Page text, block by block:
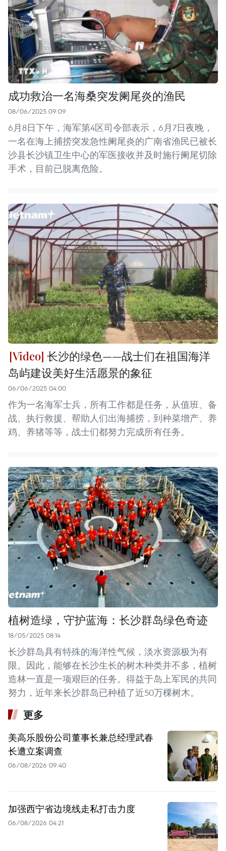
成功救治一名海桑突发阑尾炎的渔民
08/06/2025 09:09
6月8日下午，海军第4区司令部表示，6月7日夜晚，
一名在海上捕捞突发急性阑尾炎的广南省渔民已被长
沙县长沙镇卫生中心的军医接收并及时施行阑尾切除
手术，目前已脱离危险。
长沙的绿色——战士们在祖国海洋
岛屿建设美好生活愿景的象征
06/06/2025 04:00
作为一名海军士兵，所有工作都是任务，从值班、备
战、执行救援、帮助人们出海捕捞，到种菜增产、养
鸡、养猪等等，战士们都努力完成所有任务。
植树造绿，守护蓝海：长沙群岛绿色奇迹
18/05/2025 08:14
长沙群岛具有特殊的海洋性气候，淡水资源极为有
限。因此，能够在长沙生长的树木种类并不多，植树
造林一直是一项艰巨的任务。得益于岛上军民的共同
努力，近年来长沙群岛已种植了近50万棵树木。
更多
美高乐股份公司董事长兼总经理武春
长遭立案调查
06/08/2026 09:40
加强西宁省边境线走私打击力度
06/08/2026 04:21